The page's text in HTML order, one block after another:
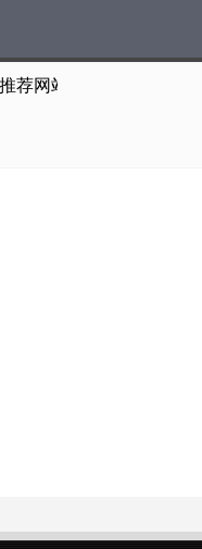
荐网站，非Google